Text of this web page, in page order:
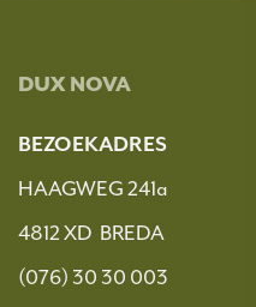
DUX NOVA
BEZOEKADRES
HAAGWEG 241a
4812 XD BREDA
(076) 30 30 003